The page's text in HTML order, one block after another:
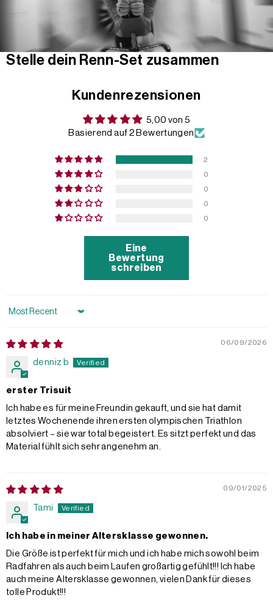
Stelle dein Renn-Set zusammen
Kundenrezensionen
5,00 von 5
Basierend auf 2 Bewertungen
2
0
0
0
0
Eine
Bewertung
schreiben
Sort by
06/09/2026
denniz b
erster Trisuit
Ich habe es für meine Freundin gekauft, und sie hat damit
letztes Wochenende ihren ersten olympischen Triathlon
absolviert – sie war total begeistert. Es sitzt perfekt und das
Material fühlt sich sehr angenehm an.
09/01/2025
Tami
Ich habe in meiner Altersklasse gewonnen.
Die Größe ist perfekt für mich und ich habe mich sowohl beim
Radfahren als auch beim Laufen großartig gefühlt!!! Ich habe
auch meine Altersklasse gewonnen, vielen Dank für dieses
tolle Produkt!!!